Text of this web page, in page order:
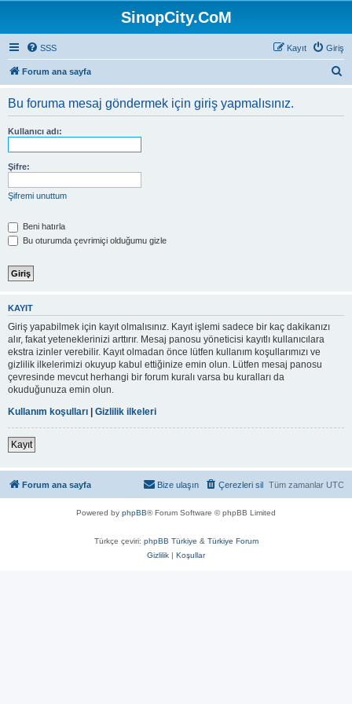
SinopCity.CoM
SSS Giriş
Kayıt
Forum ana sayfa
Bu foruma mesaj göndermek için giriş yapmalısınız.
Kullanıcı adı:
Şifre:
Şifremi unuttum
Beni hatırla
Bu oturumda çevrimiçi olduğumu gizle
KAYIT
Giriş yapabilmek için kayıt olmalısınız. Kayıt işlemi sadece bir kaç dakikanızı
alır, fakat yeteneklerinizi arttırır. Mesaj panosu yöneticisi kayıtlı kullanıcılara
ekstra izinler verebilir. Kayıt olmadan önce lütfen kullanım koşullarımızı ve
gizlilik ilkelerimizi okuyup kabul ettiğinize emin olun. Lütfen mesaj panosu
çevresinde mevcut herhangi bir forum kuralı varsa bu kuralları da
okuduğunuza emin olun.
Kullanım koşulları | Gizlilik ilkeleri
Kayıt
Forum ana sayfa Tüm zamanlar UTC
Çerezleri sil
Bize ulaşın
Powered by phpBB® Forum Software © phpBB Limited
Türkçe çeviri: phpBB Türkiye & Türkiye Forum
Gizlilik | Koşullar